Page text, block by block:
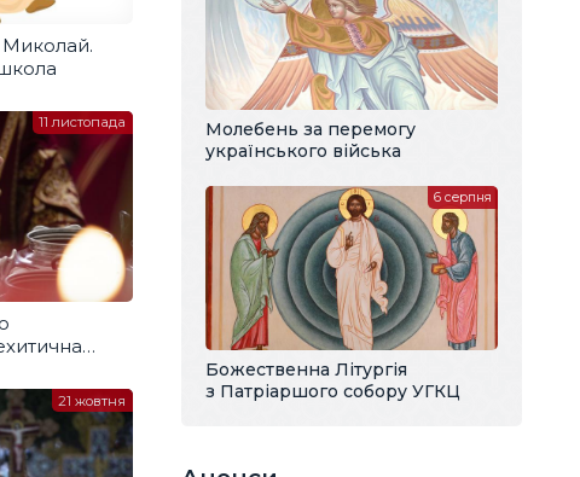
Миколай.
11 листопада
21 жовтня
Молебень за перемогу
українського війська
Божественна Літургія
з Патріаршого собору УГКЦ
6 серпня